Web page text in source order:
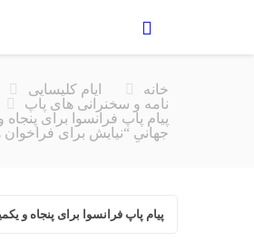
خانه
ایام کلیسایی
نامه و سخنرانی های پاپ
پیام پاپ فرانسوا برای
جهانیِ “نیایش برای فراخوان
پیام پاپ فرانسوا برای پنجاه و